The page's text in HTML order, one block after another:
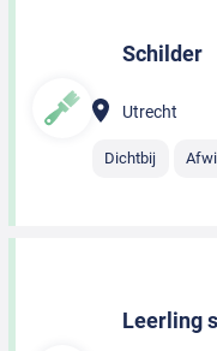
Schilder
Utrecht
Dichtbij
Leerling